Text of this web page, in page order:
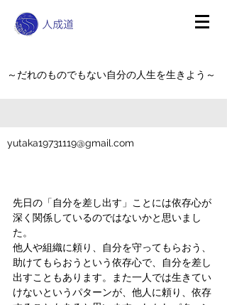
～だれのものでもない自分の人生を生きよう～
yutaka19731119@gmail.com
先日の「自分を差し出す」ことには依存心が
深く関係しているのではないかと思いまし
た。
他人や組織に頼り、自分を守ってもらおう、
助けてもらおうという依存心で、自分を差し
出すこともあります。また一人では生きてい
けないというパターンが、他人に頼り、依存